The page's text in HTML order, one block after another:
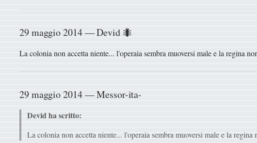
29 maggio 2014 — Devid 🐜
La colonia non accetta niente... l'operaia sembra muoversi male e la regina
29 maggio 2014 — Messor-ita-
Devid ha scritto:
La colonia non accetta niente... l'operaia sembra muoversi male e la